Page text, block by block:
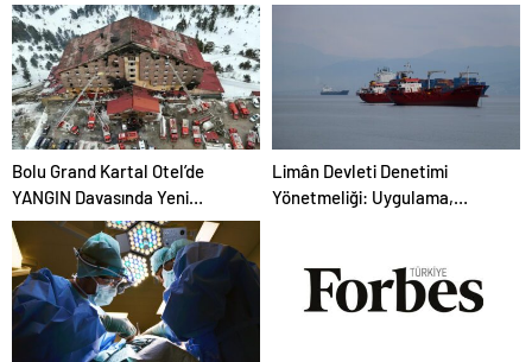
Kullanımı, Güven Oylaması ve
Davetler
Programı ve Dağıtılan
Bolu Grand Kartal Otel’de
YANGIN Davasında Yeni
Detaylar ve Duruşma
Gelişmeleri
Limân Devleti Denetimi
Yönetmeliği: Uygulama,